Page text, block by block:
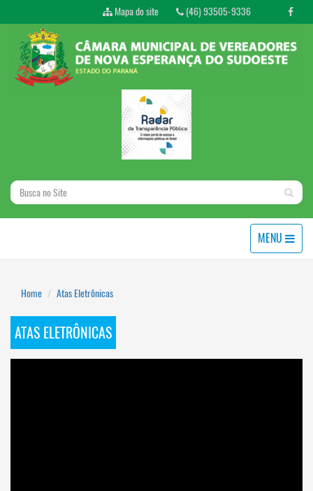
Mapa do site (46) 93505-9336
MENU
Home Atas Eletrônicas
ATAS ELETRÔNICAS